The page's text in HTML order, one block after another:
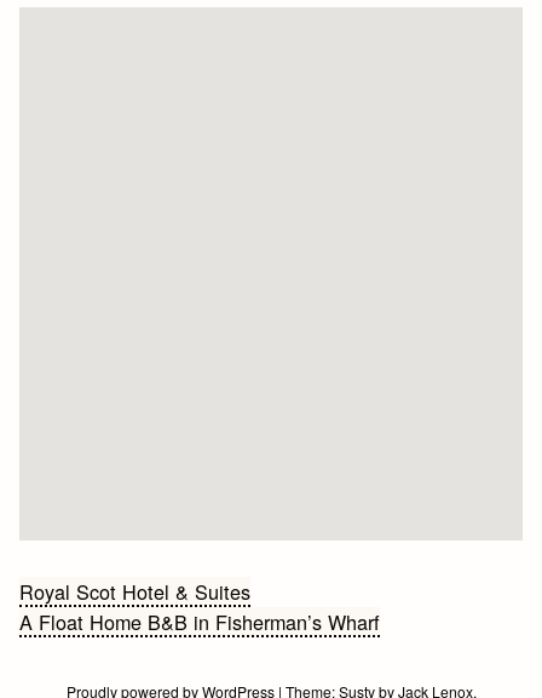
Bericht
navigatie
Royal Scot Hotel & Suites
A Float Home B&B in Fisherman’s Wharf
Proudly powered by WordPress | Theme:SustybyJack Lenox.